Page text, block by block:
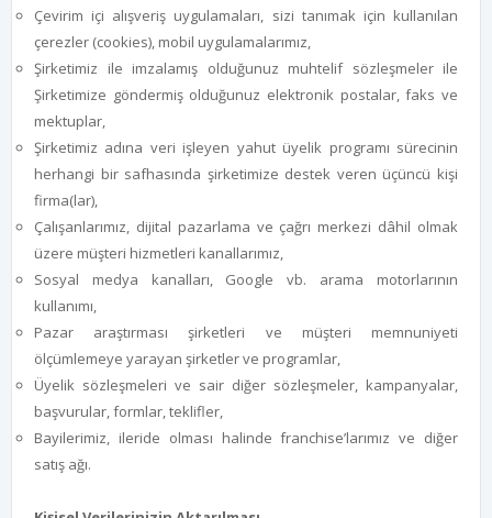
Çevirim içi alışveriş uygulamaları, sizi tanımak için kullanılan
çerezler (cookies), mobil uygulamalarımız,
Şirketimiz ile imzalamış olduğunuz muhtelif sözleşmeler ile
Şirketimize göndermiş olduğunuz elektronik postalar, faks ve
mektuplar,
Şirketimiz adına veri işleyen yahut üyelik programı sürecinin
herhangi bir safhasında şirketimize destek veren üçüncü kişi
firma(lar),
Çalışanlarımız, dijital pazarlama ve çağrı merkezi dâhil olmak
üzere müşteri hizmetleri kanallarımız,
Sosyal medya kanalları, Google vb. arama motorlarının
kullanımı,
Pazar araştırması şirketleri ve müşteri memnuniyeti
ölçümlemeye yarayan şirketler ve programlar,
Üyelik sözleşmeleri ve sair diğer sözleşmeler, kampanyalar,
başvurular, formlar, teklifler,
Bayilerimiz, ileride olması halinde franchise’larımız ve diğer
satış ağı.